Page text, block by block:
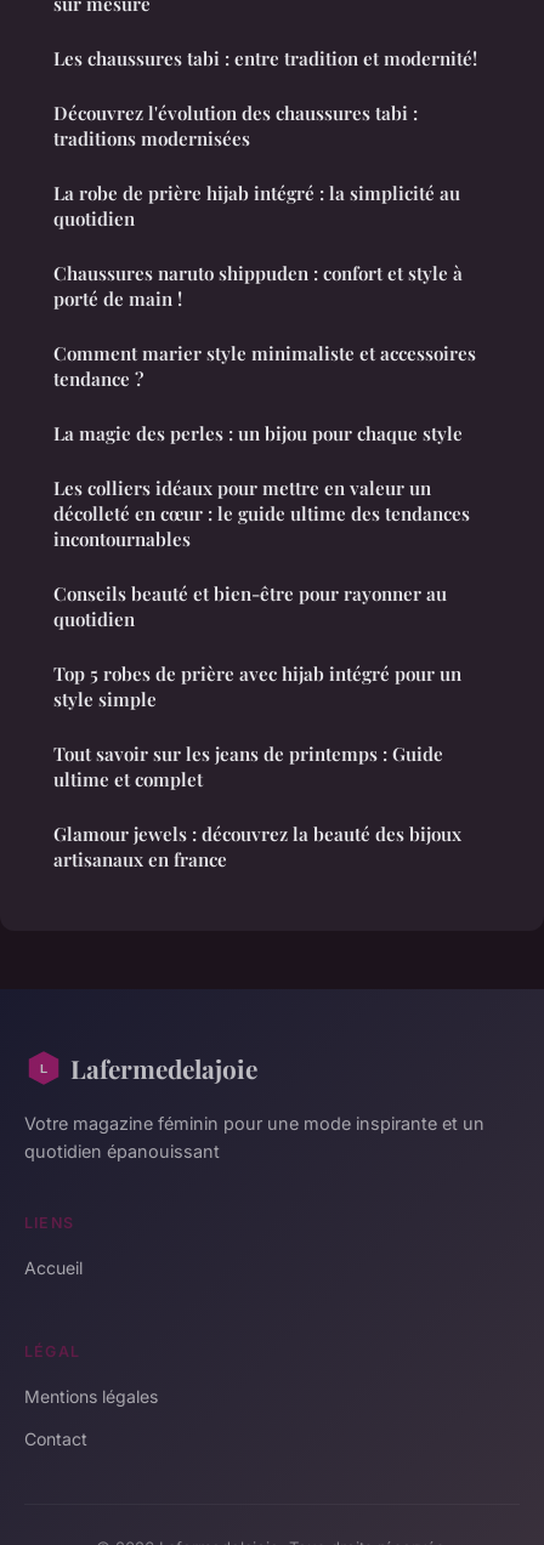
Les chaussures tabi : entre tradition et modernité!
Découvrez l'évolution des chaussures tabi :
traditions modernisées
La robe de prière hijab intégré : la simplicité au
quotidien
Chaussures naruto shippuden : confort et style à
porté de main !
Comment marier style minimaliste et accessoires
tendance ?
La magie des perles : un bijou pour chaque style
Les colliers idéaux pour mettre en valeur un
décolleté en cœur : le guide ultime des tendances
incontournables
Conseils beauté et bien-être pour rayonner au
quotidien
Top 5 robes de prière avec hijab intégré pour un
style simple
Tout savoir sur les jeans de printemps : Guide
ultime et complet
Glamour jewels : découvrez la beauté des bijoux
artisanaux en france
Lafermedelajoie
Votre magazine féminin pour une mode inspirante et un
quotidien épanouissant
LIENS
Accueil
LÉGAL
Mentions légales
Contact